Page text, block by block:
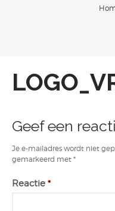
Geef een
Je e-mailadres wordt niet
gemarkeerd met *
Reactie *